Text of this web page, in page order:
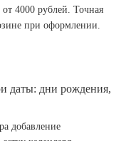
4000 рублей. Точная
при оформлении.
даты: дни рождения,
добавление